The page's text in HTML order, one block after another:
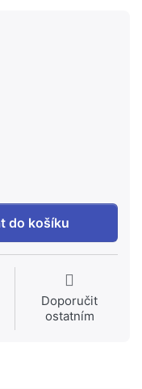
konzola 15/100/70
do košíku
Doporučit
ostatním